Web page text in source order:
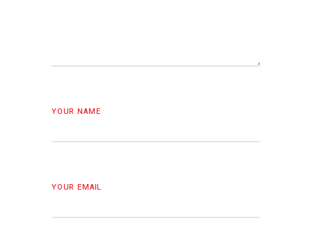
YOUR NAME
YOUR EMAIL